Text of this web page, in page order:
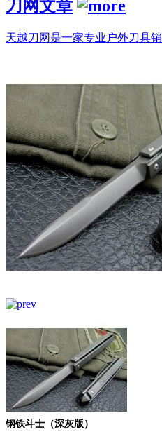
刀网文章
天越刀网是一家专业户外刀具
钢铁斗士（深灰版）